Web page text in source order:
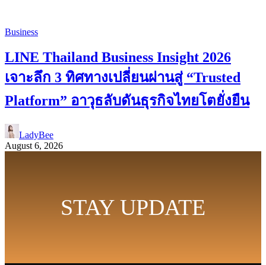
Business
LINE Thailand Business Insight 2026
เจาะลึก 3 ทิศทางเปลี่ยนผ่านสู่ “Trusted
Platform” อาวุธลับดันธุรกิจไทยโตยั่งยืน
LadyBee
August 6, 2026
STAY UPDATE